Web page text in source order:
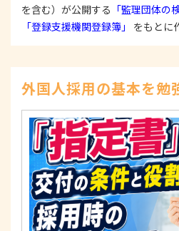
3. 苦情および相談等に対する
本人からの苦情および相談が
示、訂正、削除、または利用
を求められたときは、適法か
4. 法令・指針・規範の遵守に
適正な個人情報保護の実現の
いに関する法令、国が定める
範を遵守します。
個人情報に関するお問い合わ
〒125-0061東京都葛飾区亀
TEL：0120-550-580
株式会社 アルフォース･ワン
を含む）が公開する 「監理団体の
「登録支援機関登録簿」
をもとに
外国人採用の基本を勉